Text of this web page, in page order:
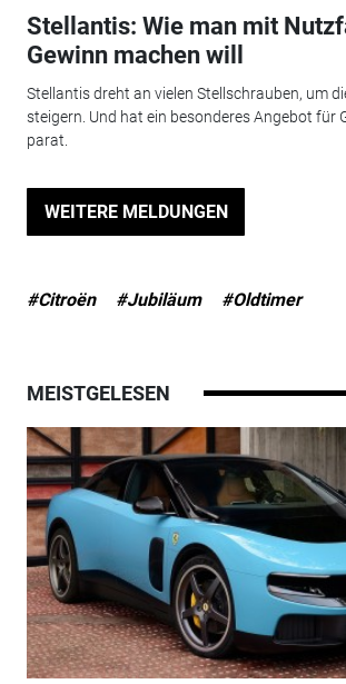
Stellantis: Wie man mit
Gewinn machen will
Stellantis dreht an vielen Stellschrauben, um
steigern. Und hat ein besonderes Angebot für
parat.
WEITERE MELDUNGEN
#Citroën #Jubiläum #Oldtimer
MEISTGELESEN